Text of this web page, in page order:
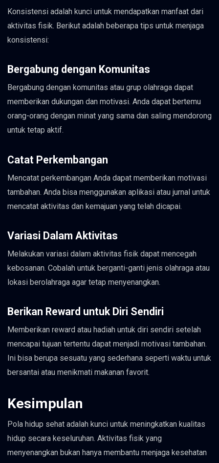
Konsistensi adalah kunci untuk mendapatkan manfaat dari
aktivitas fisik. Berikut adalah beberapa tips untuk menjaga
konsistensi:
Bergabung dengan Komunitas
Bergabung dengan komunitas atau grup olahraga dapat
memberikan dukungan dan motivasi. Anda dapat bertemu
orang-orang dengan minat yang sama dan saling mendorong
untuk tetap aktif.
Catat Perkembangan
Mencatat perkembangan Anda dapat memberikan motivasi
tambahan. Anda bisa menggunakan aplikasi atau jurnal untuk
mencatat aktivitas dan kemajuan yang telah dicapai.
Variasi Dalam Aktivitas
Melakukan variasi dalam aktivitas fisik dapat mencegah
kebosanan. Cobalah untuk berganti-ganti jenis olahraga atau
lokasi berolahraga agar tetap menyenangkan.
Berikan Reward untuk Diri Sendiri
Memberikan reward atau hadiah untuk diri sendiri setelah
mencapai tujuan tertentu dapat menjadi motivasi tambahan.
Ini bisa berupa sesuatu yang sederhana seperti waktu untuk
bersantai atau menikmati makanan favorit.
Kesimpulan
Pola hidup sehat adalah kunci untuk meningkatkan kualitas
hidup secara keseluruhan. Aktivitas fisik yang
menyenangkan bukan hanya membantu menjaga kesehatan